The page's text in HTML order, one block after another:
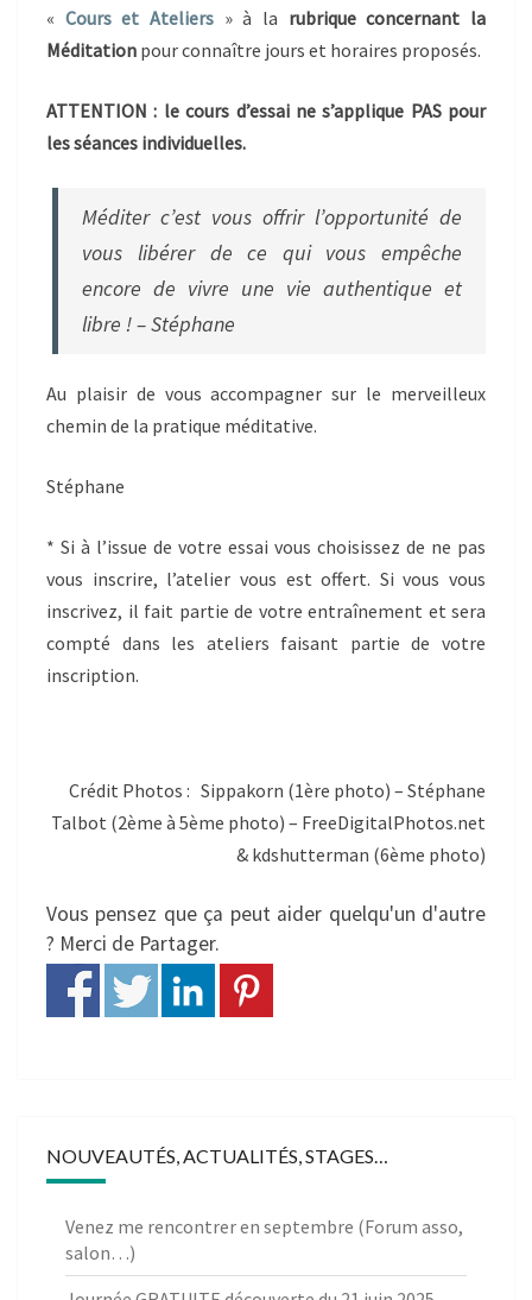
« Cours et Ateliers » à la rubrique concernant la
Méditation pour connaître jours et horaires proposés.
ATTENTION : le cours d’essai ne s’applique PAS pour
les séances individuelles.
Méditer c’est vous offrir l’opportunité de
vous libérer de ce qui vous empêche
encore de vivre une vie authentique et
libre ! – Stéphane
Au plaisir de vous accompagner sur le merveilleux
chemin de la pratique méditative.
Stéphane
* Si à l’issue de votre essai vous choisissez de ne pas
vous inscrire, l’atelier vous est offert. Si vous vous
inscrivez, il fait partie de votre entraînement et sera
compté dans les ateliers faisant partie de votre
inscription.
Crédit Photos : Sippakorn (1ère photo) – Stéphane
Talbot (2ème à 5ème photo) – FreeDigitalPhotos.net
& kdshutterman (6ème photo)
Vous pensez que ça peut aider quelqu'un d'autre
? Merci de Partager.
NOUVEAUTÉS, ACTUALITÉS, STAGES…
Venez me rencontrer en septembre (Forum asso,
salon…)